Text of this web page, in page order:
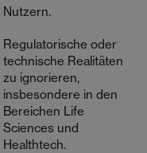
Nutzern.
Regulatorische oder
technische Realitäten
zu ignorieren,
insbesondere in den
Bereichen Life
Sciences und
Healthtech.